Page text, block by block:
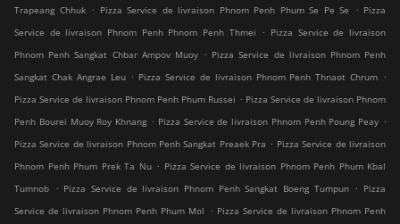
Trapeang Chhuk
. Pizza Service de livraison Phnom Penh Phum Se Pe Se . Pizza
Service de livraison Phnom Penh Phnom Penh Thmei
. Pizza Service de livraison
Phnom Penh Sangkat Chbar Ampov Muoy . Pizza Service de livraison Phnom Penh
Sangkat Chak Angrae Leu . Pizza Service de livraison Phnom Penh Thnaot Chrum .
Pizza Service de livraison Phnom Penh Phum Russei . Pizza Service de livraison Phnom
Penh Bourei Muoy Roy Khnang . Pizza Service de livraison Phnom Penh Poung Peay .
Pizza Service de livraison Phnom Penh Sangkat Preaek Pra . Pizza Service de livraison
Phnom Penh Phum Prek Ta Nu . Pizza Service de livraison Phnom Penh Phum Kbal
Tumnob
. Pizza Service de livraison Phnom Penh Sangkat Boeng Tumpun . Pizza
Service de livraison Phnom Penh Phum Mol
. Pizza Service de livraison Phnom Penh